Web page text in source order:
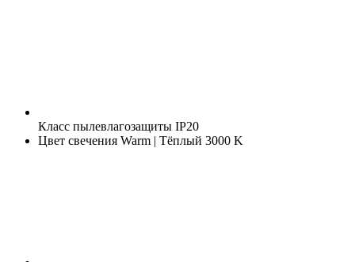
Класс пылевлагозащиты IP20
Цвет свечения Warm | Тёплый 3000 K